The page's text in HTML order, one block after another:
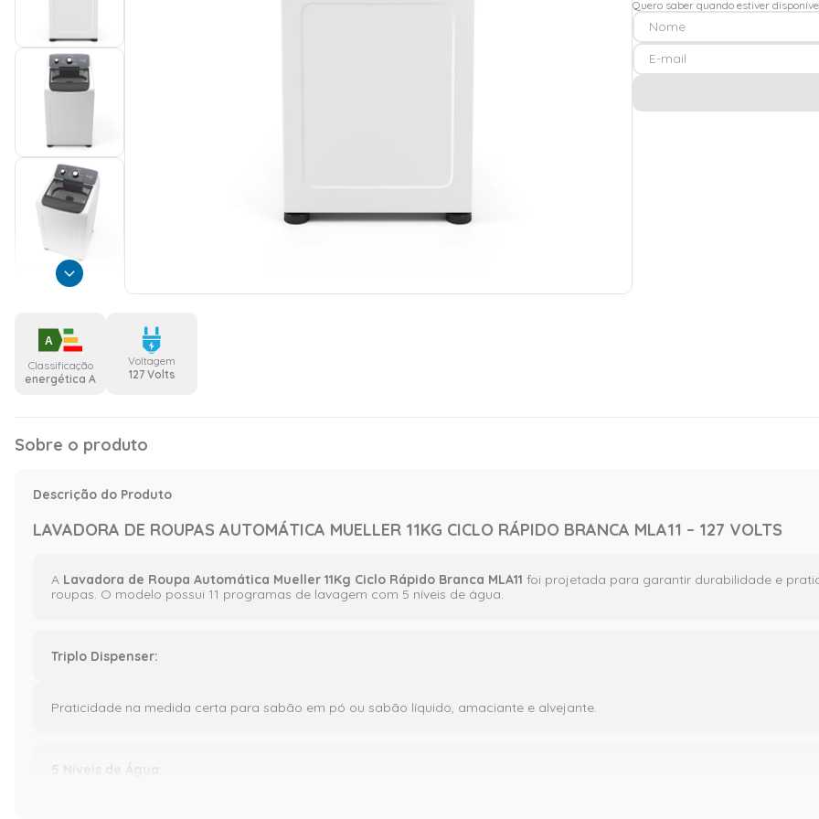
A
Classificação
energética A
Voltagem
127 Volts
Quero saber quando estiver
Sobre o produto
Descrição do Produto
LAVADORA DE ROUPAS AUTOMÁTICA MUELLER 11KG CICLO RÁPIDO BRANCA MLA11 – 127 VOLTS
A Lavadora de Roupa Automática Mueller 11Kg Ciclo Rápido Branca MLA11 foi projetada para garantir durabilidade e
roupas. O modelo possui 11 programas de lavagem com 5 níveis de água.
Triplo Dispenser:
Praticidade na medida certa para sabão em pó ou sabão líquido, amaciante e alvejante.
5 Níveis de Água: